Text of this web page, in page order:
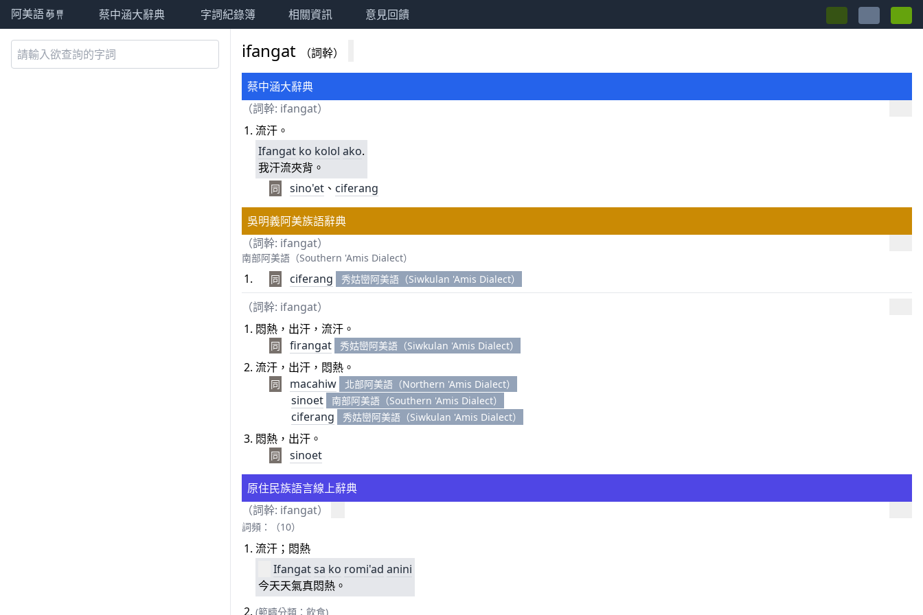
阿美語萌典 蔡中涵大辭典 字詞紀錄簿 相關資訊 意見回饋
ifangat （詞幹）
蔡中涵大辭典
（詞幹: ifangat）
流汗。
Ifangat ko kolol ako.
我汗流夾背。
同 sino'et 、 ciferang
吳明義阿美族語辭典
（詞幹: ifangat）
南部阿美語（Southern 'Amis Dialect）
同
ciferang 秀姑巒阿美語（Siwkulan 'Amis Dialect）
（詞幹: ifangat）
悶熱，出汗，流汗。
同 firangat 秀姑巒阿美語（Siwkulan 'Amis Dialect）
流汗，出汗，悶熱。
同 macahiw 北部阿美語（Northern 'Amis Dialect）
sinoet 南部阿美語（Southern 'Amis Dialect）
ciferang 秀姑巒阿美語（Siwkulan 'Amis Dialect）
悶熱，出汗。
同 sinoet
原住民族語言線上辭典
（詞幹: ifangat）
詞頻：（10）
流汗；悶熱
Ifangat sa ko romi'ad anini
今天天氣真悶熱。
(範疇分類：飲食)